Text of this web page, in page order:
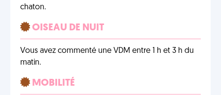
chaton.
OISEAU DE NUIT
Vous avez commenté une VDM entre 1 h et 3 h du
matin.
MOBILITÉ